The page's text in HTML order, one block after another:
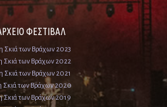
ΦΕΣΤΙΒΑΛ
Σκιά των Βράχων 2023
Σκιά των Βράχων 2022
Σκιά των Βράχων 2021
Σκιά των Βράχων 2020
Σκιά των Βράχων 2019